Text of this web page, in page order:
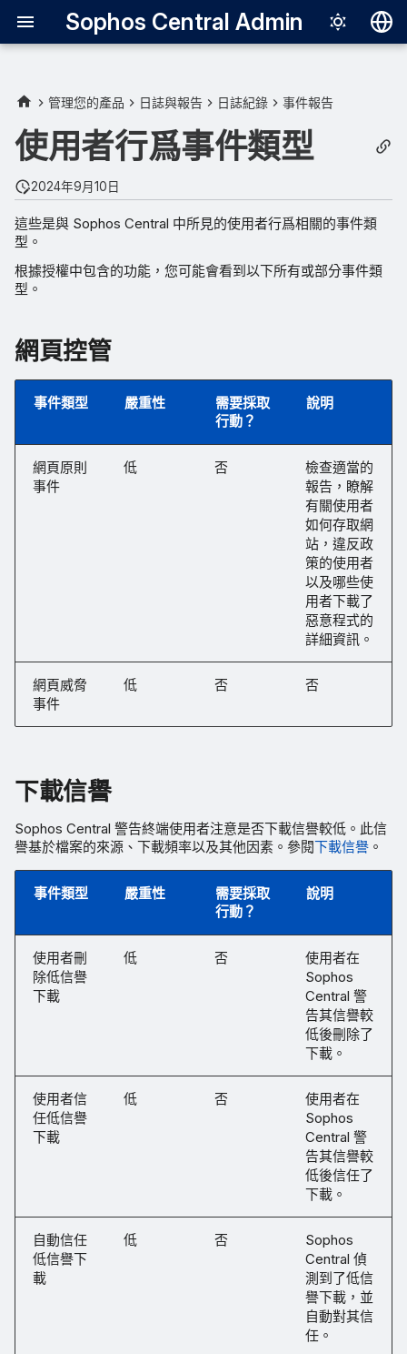
Sophos Central Admin
English
Italiano
日本語
한국어
網頁控管
資料遺失防護
管理您的產品 日誌與報告 日誌紀錄 事件報告
使用者行爲事件類型
2024年9月10日
這些是與 Sophos Central 中所見的使用者行爲相關的事件類
型。
根據授權中包含的功能，您可能會看到以下所有或部分事件類
型。
網頁控管
事件類型 嚴重性
需要採取
行動？
說明
網頁原則
事件
低 否
檢查適當的
報告，瞭解
有關使用者
如何存取網
站，違反政
策的使用者
以及哪些使
用者下載了
惡意程式的
詳細資訊。
網頁威脅
事件
低 否 否
下載信譽
Sophos Central 警告終端使用者注意是否下載信譽較低。此信
譽基於檔案的來源、下載頻率以及其他因素。參閱下載信譽 。
事件類型 嚴重性
需要採取
行動？
說明
使用者刪
除低信譽
下載
低 否
使用者在
Sophos
Central 警
告其信譽較
低後刪除了
下載。
使用者信
任低信譽
下載
低 否
使用者在
Sophos
Central 警
告其信譽較
低後信任了
下載。
自動信任
低信譽下
載
低 否
Sophos
Central 偵
測到了低信
譽下載，並
自動對其信
任。